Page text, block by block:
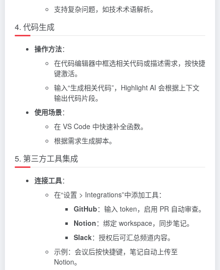
支持复杂问题，如技术术语解析。
4. 代码生成
操作方法：
在代码编辑器中框选相关代码或描述需求，按快捷
键激活。
输入“生成相关代码”，Highlight AI 会根据上下文
输出代码片段。
使用场景：
在 VS Code 中快速补全函数。
根据需求生成脚本。
5. 第三方工具集成
连接工具：
在“设置 > Integrations”中添加工具：
GitHub：输入 token，启用 PR 自动审查。
Notion：绑定 workspace，同步笔记。
Slack：授权后可汇总频道内容。
示例：会议后按快捷键，笔记自动上传至
Notion。